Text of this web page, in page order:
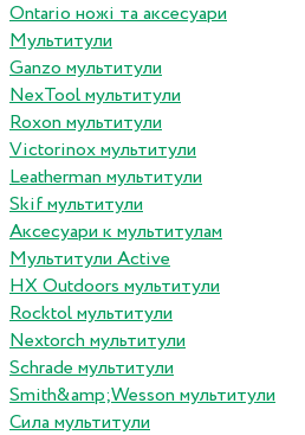
Ontario ножі та аксесуари
Мультитули
Ganzo мультитули
NexTool мультитули
Roxon мультитули
Victorinox мультитули
Leatherman мультитули
Skif мультитули
Аксесуари к мультитулам
Мультитули Active
HX Outdoors мультитули
Rocktol мультитули
Nextorch мультитули
Schrade мультитули
Smith&amp;Wesson мультитули
Сила мультитули